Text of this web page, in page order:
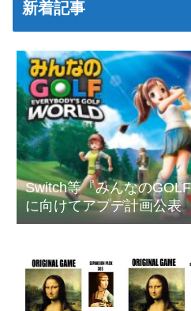
新着記事
Switch等『みんなの
に向けてアプデ計画公表